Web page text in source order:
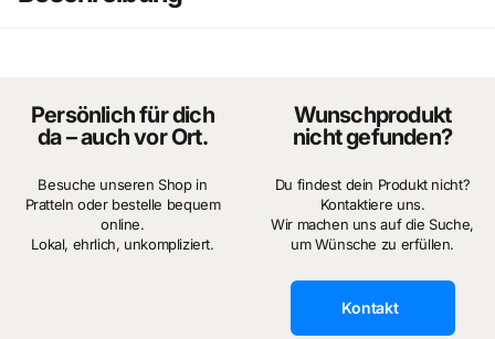
Persönlich für dich
da – auch vor Ort.
Besuche unseren Shop in
Pratteln oder bestelle bequem
online.
Lokal, ehrlich, unkompliziert.
Wunschprodukt
nicht gefunden?
Du findest dein Produkt nicht?
Kontaktiere uns.
Wir machen uns auf die Suche,
um Wünsche zu erfüllen.
Kontakt